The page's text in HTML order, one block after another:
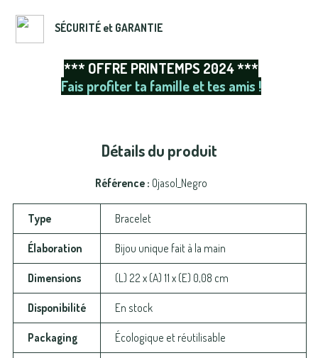
SÉCURITÉ et GARANTIE
*** OFFRE PRINTEMPS 2024 ***
Fais profiter ta famille et tes amis !
Détails du produit
Référence Ojasol_Negro
Type Bracelet
Élaboration Bijou unique fait à la main
Dimensions (L) 22 x (A) 11 x (E) 0,08 cm
Disponibilité En stock
Packaging Écologique et réutilisable